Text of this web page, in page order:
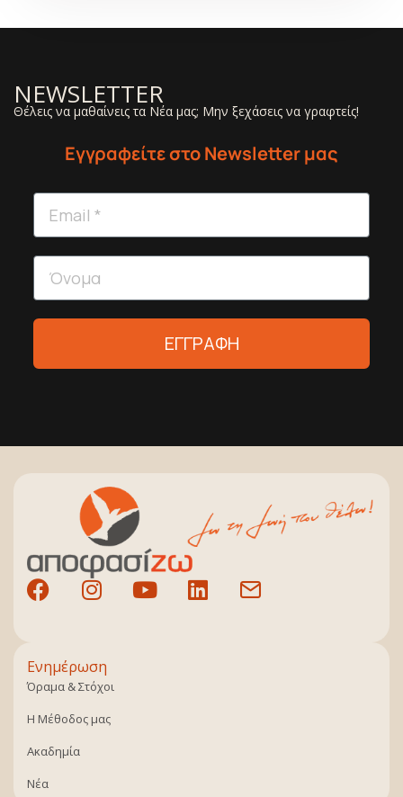
NEWSLETTER
Θέλεις να μαθαίνεις τα Νέα μας; Μην ξεχάσεις να γραφτείς!
Εγγραφείτε στο Newsletter μας
ΕΓΓΡΑΦΗ
Ενημέρωση
Όραμα & Στόχοι
Η Μέθοδος μας
Ακαδημία
Νέα